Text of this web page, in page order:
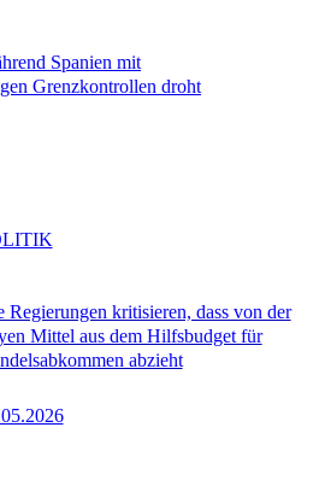
Spanien mit
Grenzkontrollen droht
Regierungen kritisieren, dass von der
Mittel aus dem Hilfsbudget für
abzieht